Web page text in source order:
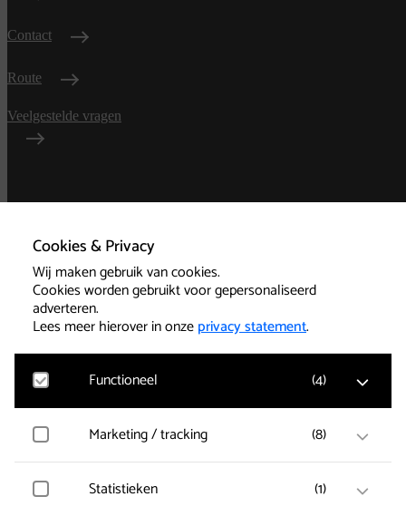
Cookies & Privacy
Wij maken gebruik van cookies.
Cookies worden gebruikt voor gepersonaliseerd
adverteren.
Lees meer hierover in onzeprivacy statement.
Functioneel (4)
Google Analytics
wordt gemeten en gebruikersgegevens worden
anoniem verzameld.
Marketing / tracking (8)
Vimeo Statistieken (1)
Contact
Route
Veelgestelde vragen
voorwaarden
Privacy
Technische informatie
Cookies
Kassa 085-239 1501